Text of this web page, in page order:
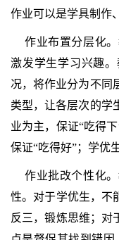
作业可以是学具制作
作业布置分层化
激发学生学习兴趣
况，将作业分为不同
类型，让各层次的学
业为主，保证“吃得
保证“吃得好”；学优
作业批改个性化
性。对于学优生，不
反三，锻炼思维；对